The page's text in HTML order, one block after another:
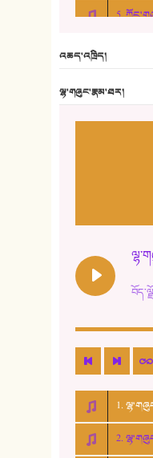
5.
10.
15.
16.
17.
18.
འཆད་འཁྲིད།
ལྷ་གཞུང་རྣམ་ཐར།